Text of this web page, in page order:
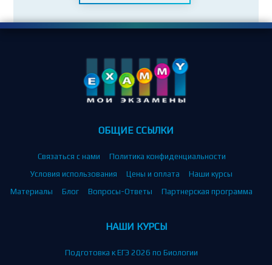
ОБЩИЕ ССЫЛКИ
Связаться с нами
Политика конфиденциальности
Условия использования
Цены и оплата
Наши курсы
Материалы
Блог Вопросы-Ответы Партнерская программа
НАШИ КУРСЫ
Подготовка к ЕГЭ 2026 по Биологии